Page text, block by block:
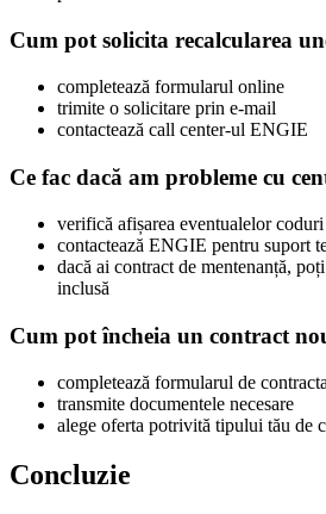
Cum pot solicita recalcularea
completează formularul online
trimite o solicitare prin e-mail
contactează call center-ul ENGIE
Ce fac dacă am probleme cu
verifică afișarea eventualelor coduri
contactează ENGIE pentru suport
dacă ai contract de mentenanță,
inclusă
Cum pot încheia un contract
completează formularul de
transmite documentele necesare
alege oferta potrivită tipului tău de
Concluzie